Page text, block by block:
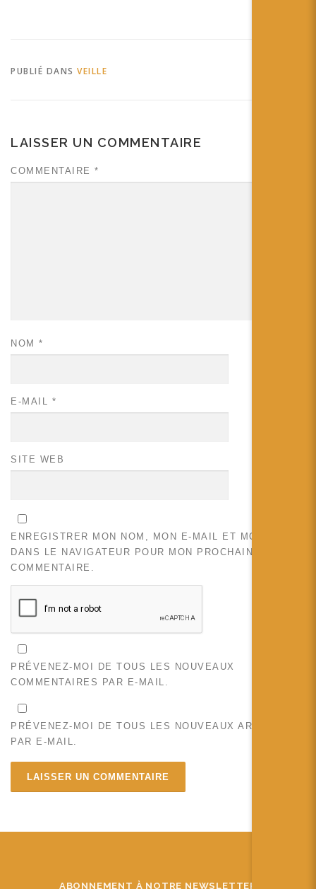
Endoscopic Applications |
Sony vient de présenter au
PUBLIÉ DANS VEILLE
LAISSER UN COMMENTAIRE
COMMENTAIRE *
NOM *
E-MAIL *
SITE WEB
ENREGISTRER MON NOM, MON E-MAIL ET MON SITE
DANS LE NAVIGATEUR POUR MON PROCHAIN
COMMENTAIRE.
PRÉVENEZ-MOI DE TOUS LES NOUVEAUX
COMMENTAIRES PAR E-MAIL.
PRÉVENEZ-MOI DE TOUS LES NOUVEAUX ARTICLES
PAR E-MAIL.
ABONNEMENT À NOTRE NEWSLETTER